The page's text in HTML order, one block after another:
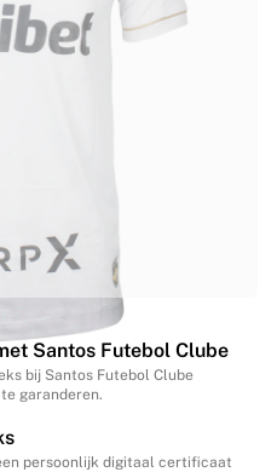
Santos Futebol Clube
bij Santos Futebol Clube
garanderen.
persoonlijk digitaal certificaat